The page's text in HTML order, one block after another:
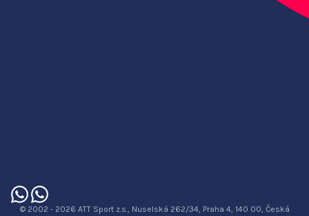
© 2002 - 2026 ATT Sport z.s., Nuselská 262/34, Praha 4, 140 00, Česká